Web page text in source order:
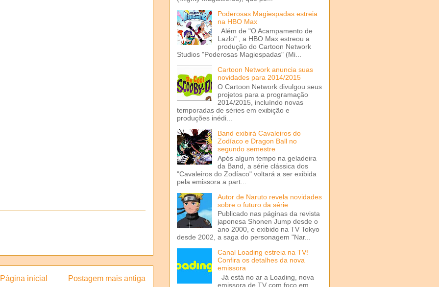
Postagem mais antiga
Página inicial
Poderosas Magiespadas estreia
na HBO Max
Além de "O Acampamento de
Lazlo" , a HBO Max estreou a
produção do Cartoon Network
Studios "Poderosas Magiespadas" (Mi...
Cartoon Network anuncia suas
novidades para 2014/2015
O Cartoon Network divulgou seus
projetos para a programação
2014/2015, incluíndo novas
temporadas de séries em exibição e
produções inédi...
Band exibirá Cavaleiros do
Zodíaco e Dragon Ball no
segundo semestre
Após algum tempo na geladeira
da Band, a série clássica dos
"Cavaleiros do Zodíaco" voltará a ser exibida
pela emissora a part...
Autor de Naruto revela novidades
sobre o futuro da série
Publicado nas páginas da revista
japonesa Shonen Jump desde o
ano 2000, e exibido na TV Tokyo
desde 2002, a saga do personagem "Nar...
Canal Loading estreia na TV!
Confira os detalhes da nova
emissora
Já está no ar a Loading, nova
emissora de TV com foco em